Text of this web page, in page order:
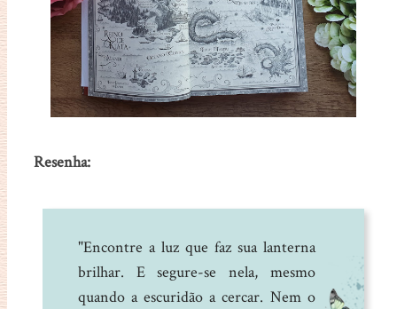
Resenha:
"Encontre a luz que faz sua lanterna
brilhar. E segure-se nela, mesmo
quando a escuridão a cercar. Nem o